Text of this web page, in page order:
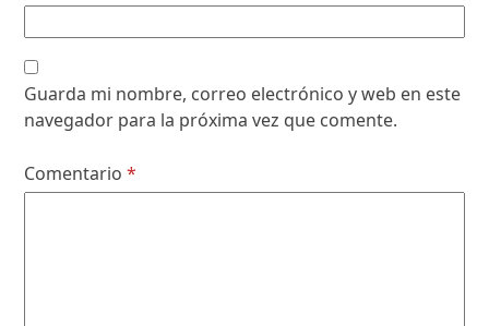
Guarda mi nombre, correo electrónico y web en este
navegador para la próxima vez que comente.
Comentario*